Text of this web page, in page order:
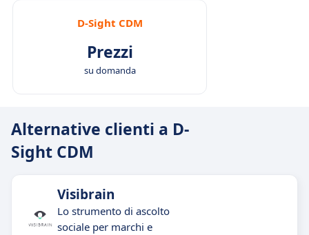
D-Sight CDM
Prezzi
su domanda
Alternative clienti a D-
Sight CDM
Visibrain
Lo strumento di ascolto
sociale per marchi e